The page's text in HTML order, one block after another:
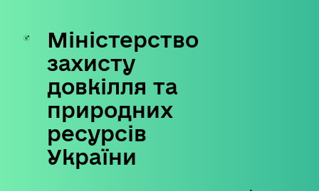
Skip
content
Міністерство
захисту
довкілля та
природних
ресурсів
України